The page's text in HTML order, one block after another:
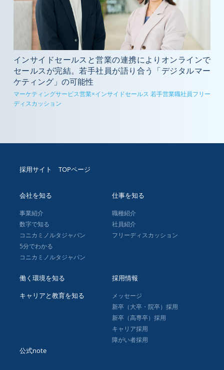
インサイドセールスと営業の連携によりオンラインで
セールスが完結。若手社員が語り合う「デジタルマー
ケティング」の可能性
マーケティングサービス営業×インサイドセールス 若⼿営業職社員フリー
ディスカッション
採用サイト TOPページ
会社を知る
事業紹介
数字で知る
コニカミノルタジャパン
5分でわかる
コニカミノルタジャパン
仕事を知る
職種紹介
社員紹介
フリーディスカッション
働く環境を知る
キャリアと教育を知る
採用情報
メッセージ
新卒（⼤卒・院卒）採⽤
新卒（⾼専卒）採⽤
キャリア採⽤
障がい者採⽤
公式note